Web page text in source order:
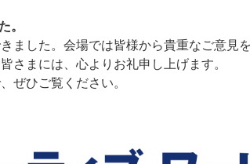
。
ました。会場では皆様から貴重なご意見
さまには、心よりお礼申し上げます。
ぜひご覧ください。